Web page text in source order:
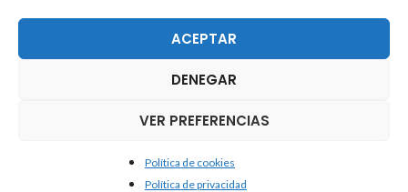
ACEPTAR
DENEGAR
VER PREFERENCIAS
Política de cookies
Política de privacidad
2026 Dake. Todos los derechos reservados.
Política de privacidad